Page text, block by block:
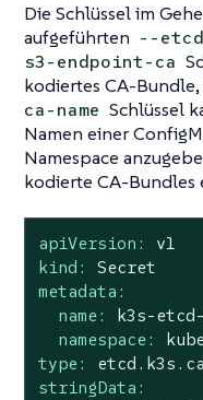
Die Schlüssel im
aufgeführten --
s3-endpoint-ca
kodiertes CA-
ca-name Schlüssel
Namen einer
Namespace
kodierte CA-Bundles
apiVersion:
v1
kind:
Secret
metadata:
name:
k3s-
namespace:
type:
stringData: